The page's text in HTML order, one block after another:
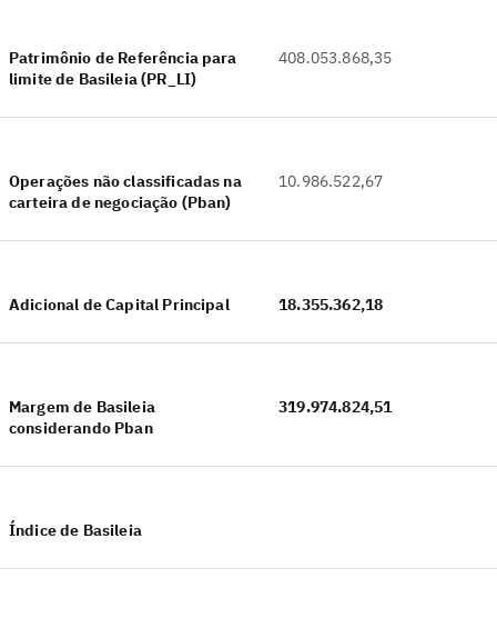
Patrimônio de Referência para
limite de Basileia (PR_LI)
408.053.868,35
Operações não classificadas na
carteira de negociação (Pban)
10.986.522,67
Adicional de Capital Principal 18.355.362,18
Margem de Basileia
considerando Pban
319.974.824,51
Índice de Basileia